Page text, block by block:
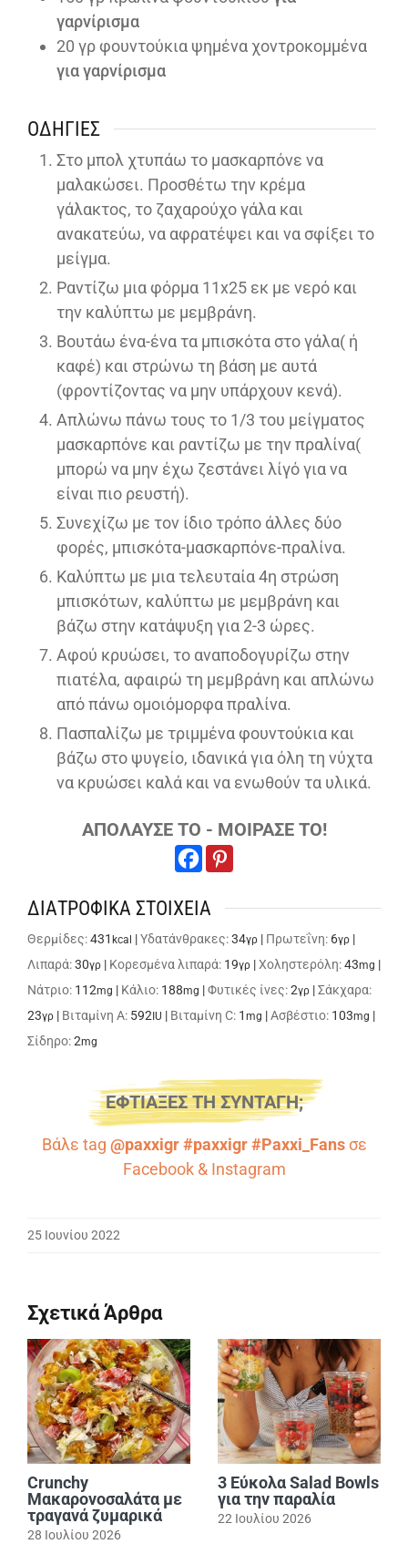
γαρνίρισμα
20 γρ φουντούκια ψημένα χοντροκομμένα
για γαρνίρισμα
ΟΔΗΓΊΕΣ
Στο μπολ χτυπάω το μασκαρπόνε να
μαλακώσει. Προσθέτω την κρέμα
γάλακτος, το ζαχαρούχο γάλα και
ανακατεύω, να αφρατέψει και να σφίξει το
μείγμα.
Ραντίζω μια φόρμα 11x25 εκ με νερό και
την καλύπτω με μεμβράνη.
Βουτάω ένα-ένα τα μπισκότα στο γάλα( ή
καφέ) και στρώνω τη βάση με αυτά
(φροντίζοντας να μην υπάρχουν κενά).
Απλώνω πάνω τους το 1/3 του μείγματος
μασκαρπόνε και ραντίζω με την πραλίνα(
μπορώ να μην έχω ζεστάνει λίγό για να
είναι πιο ρευστή).
Συνεχίζω με τον ίδιο τρόπο άλλες δύο
φορές, μπισκότα-μασκαρπόνε-πραλίνα.
Καλύπτω με μια τελευταία 4η στρώση
μπισκότων, καλύπτω με μεμβράνη και
βάζω στην κατάψυξη για 2-3 ώρες.
Αφού κρυώσει, το αναποδογυρίζω στην
πιατέλα, αφαιρώ τη μεμβράνη και απλώνω
από πάνω ομοιόμορφα πραλίνα.
Πασπαλίζω με τριμμένα φουντούκια και
βάζω στο ψυγείο, ιδανικά για όλη τη νύχτα
να κρυώσει καλά και να ενωθούν τα υλικά.
ΑΠΟΛΑΥΣΕ ΤΟ - ΜΟΙΡΑΣΕ ΤΟ!
ΔΙΑΤΡΟΦΙΚΑ ΣΤΟΙΧΕΙΑ
Θερμίδες:431 kcal |Υδατάνθρακες:34γρ | Πρωτεΐνη: 6γρ |
Λιπαρά:30γρ | Κορεσμένα λιπαρά: 19γρ |Χοληστερόλη:43mg |
Νάτριο: 112mg | Κάλιο: 188mg |Φυτικές ίνες:2γρ |Σάκχαρα:
23γρ | Βιταμίνη A: 592IU | Βιταμίνη C: 1 mg |Ασβέστιο: 103mg |
Σίδηρο:2mg
ΕΦΤΙΑΞΕΣ ΤΗ ΣΥΝΤΑΓΗ;
Βάλε tag @paxxigr #paxxigr #Paxxi_Fansσε
Facebook& Instagram
25 Ιουνίου 2022
Σχετικά Άρθρα
Crunchy
Μακαρονοσαλάτα με
τραγανά ζυμαρικά
28 Ιουλίου 2026
3 Εύκολα Salad Bowls
για την παραλία
22 Ιουλίου 2026